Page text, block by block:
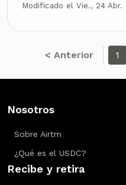
Modificado el Vie., 24 Abr.
< Anterior 1
Nosotros
Sobre Airtm
¿Qué es el USDC?
Recibe y retira